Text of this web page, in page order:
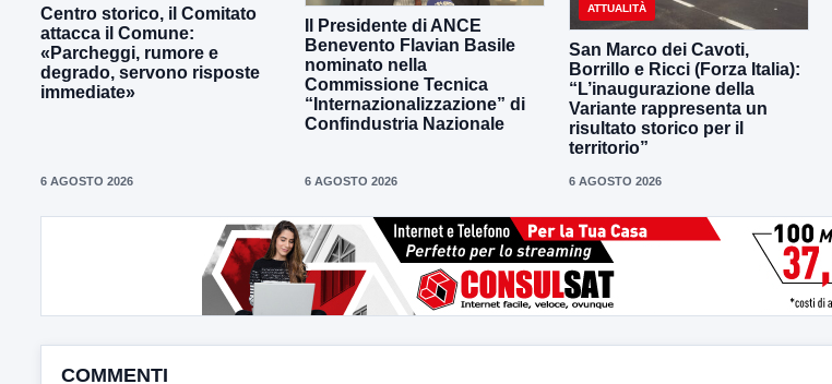
Centro storico, il Comitato
attacca il Comune:
«Parcheggi, rumore e
degrado, servono risposte
immediate»
6 AGOSTO 2026
Il Presidente di ANCE
Benevento Flavian Basile
nominato nella
Commissione Tecnica
“Internazionalizzazione” di
Confindustria Nazionale
6 AGOSTO 2026
ATTUALITÀ
San Marco dei Cavoti,
Borrillo e Ricci (Forza Italia):
“L’inaugurazione della
Variante rappresenta un
risultato storico per il
territorio”
6 AGOSTO 2026
COMMENTI